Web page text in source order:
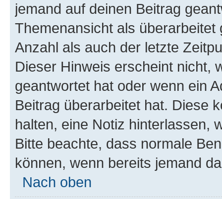
jemand auf deinen Beitrag
Themenansicht als
Anzahl als auch der letzte
Dieser Hinweis erscheint nicht,
geantwortet hat oder wenn ein
Beitrag überarbeitet hat. Diese
halten, eine Notiz hinterlassen,
Bitte beachte, dass normale
können, wenn bereits jemand
Nach oben